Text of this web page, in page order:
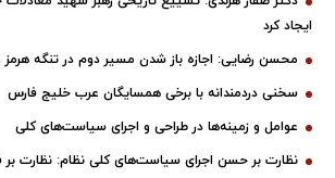
ایجاد کرد
محسن رضایی: اجازه باز شدن مسیر دوم در تنگه هرمز
سخنی دردمندانه با برخی همسایگان عرب خلیج فارس
عوامل و زمینه‌ها در طراحی و اجرای سیاست‌های کلی
نظارت بر حسن اجرای سیاست‌های کلی نظام: نظارت بر